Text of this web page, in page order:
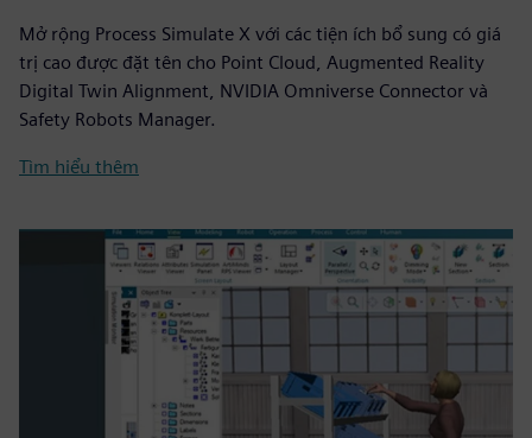
Mở rộng Process Simulate X với các tiện ích bổ sung có giá
trị cao được đặt tên cho Point Cloud, Augmented Reality
Digital Twin Alignment, NVIDIA Omniverse Connector và
Safety Robots Manager.
Tìm hiểu thêm